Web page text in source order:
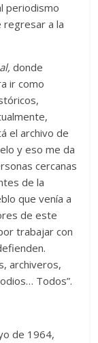
periodismo
a la
donde
ir como
el archivo de
y eso me da
cercanas
de la
que venía a
de este
trabajar con
archiveros,
Todos”.
de 1964,